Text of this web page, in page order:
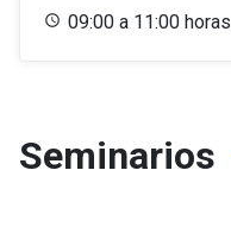
09:00 a 11:00 horas
Seminarios